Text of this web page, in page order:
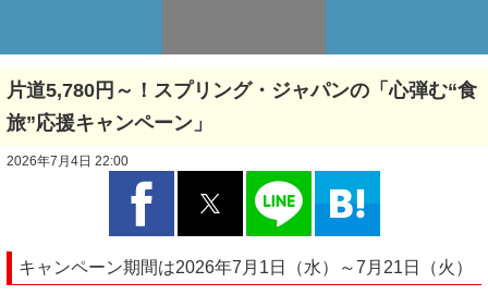
片道5,780円～！スプリング・ジャパンの「心弾む“食
旅”応援キャンペーン」
2026年7月4日 22:00
キャンペーン期間は2026年7月1日（水）～7月21日（火）